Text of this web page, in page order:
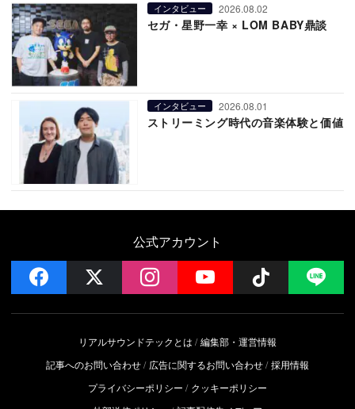
インタビュー 2026.08.02
セガ・星野一幸 × LOM BABY鼎談
インタビュー 2026.08.01
ストリーミング時代の音楽体験と価値
公式アカウント
facebook instagramYouTube Follow
リアルサウンドテックとは
編集部・運営情報
記事へのお問い合わせ
広告に関するお問い合わせ 採用情報
プライバシーポリシー
クッキーポリシー